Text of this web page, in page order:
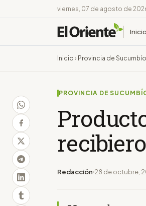
viernes, 07 de agosto de
Inicio
Inicio › Provincia de
PROVINCIA DE
Redacción 28 de octubre,